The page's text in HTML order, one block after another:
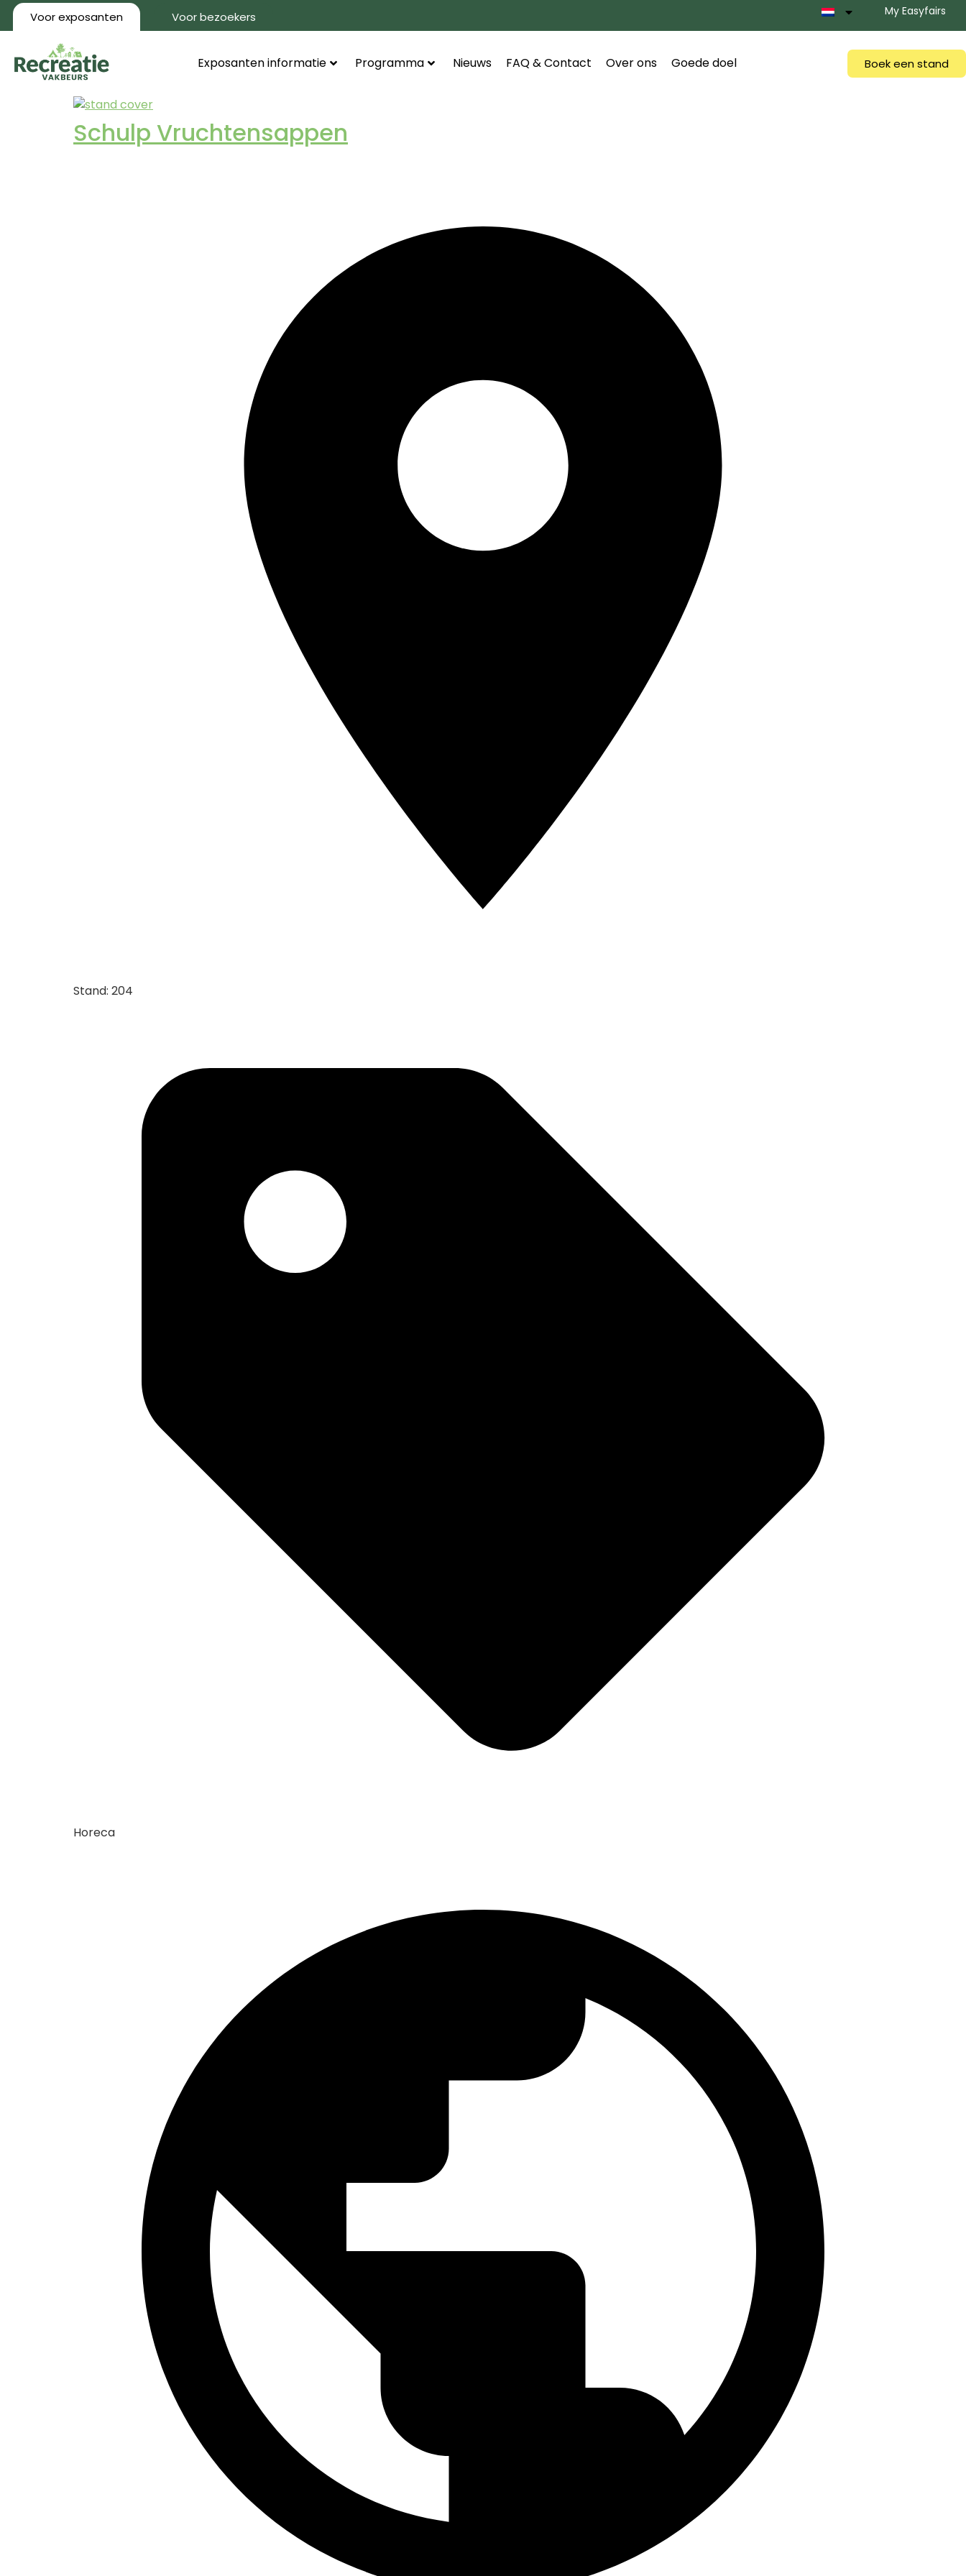
Voor exposanten Voor bezoekers My Easyfairs
Exposanten informatie Programma Nieuws FAQ & Contact Over ons Goede doel Boek een stand
Schulp Vruchtensappen
Stand: 204
Horeca